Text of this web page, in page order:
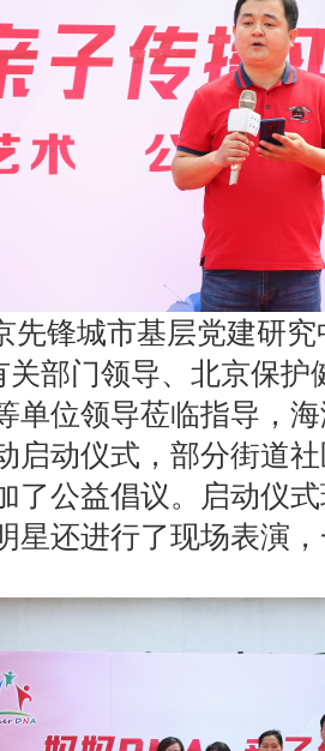
锋城市基层党建研究
部门领导、北京保护
单位领导莅临指导，
启动仪式，部分街道
了公益倡议。启动仪
星还进行了现场表演